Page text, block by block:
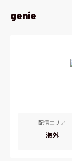
genie
配信エリア
海外